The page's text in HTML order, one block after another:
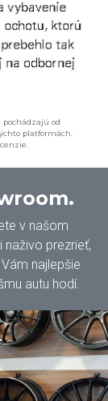
pochádzajú od
platformách.
v našom
naživo prezrieť,
najlepšie
autu hodí.